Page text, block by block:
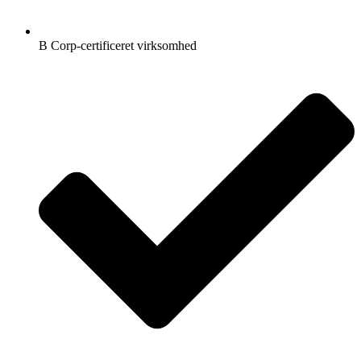
B Corp-certificeret virksomhed